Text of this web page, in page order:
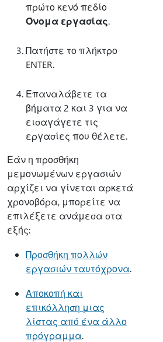
πρώτο κενό πεδίο
Όνομα εργασίας.
Πατήστε το πλήκτρο
ENTER.
Επαναλάβετε τα
βήματα 2 και 3 για να
εισαγάγετε τις
εργασίες που θέλετε.
Εάν η προσθήκη
μεμονωμένων εργασιών
αρχίζει να γίνεται αρκετά
χρονοβόρα, μπορείτε να
επιλέξετε ανάμεσα στα
εξής:
Προσθήκη πολλών
εργασιών ταυτόχρονα.
Αποκοπή και
επικόλληση μιας
λίστας από ένα άλλο
πρόγραμμα.